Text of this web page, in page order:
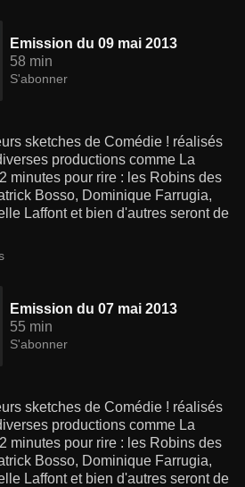
Emission du 09 mai 2013
58 min
S'abonner
sketches de Comédie ! réalisés
productions comme La
minutes pour rire : les Robins des
Bosso, Dominique Farrugia,
Laffont et bien d'autres seront de
Emission du 07 mai 2013
55 min
S'abonner
sketches de Comédie ! réalisés
productions comme La
minutes pour rire : les Robins des
Bosso, Dominique Farrugia,
Laffont et bien d'autres seront de